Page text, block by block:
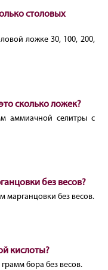
столовых
ложке 30, 100, 200,
сколько ложек?
аммиачной селитры с
без весов?
марганцовки без весов.
кислоты?
бора без весов.